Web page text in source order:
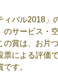
ィバル2018」
のサービス・
の賞は、お片
票による評価
す。